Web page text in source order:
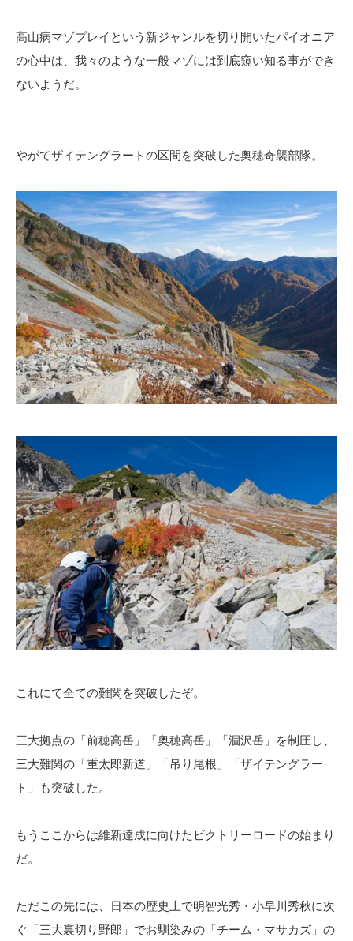
高山病マゾプレイという新ジャンルを切り開いたパイオニア
の心中は、我々のような一般マゾには到底窺い知る事ができ
ないようだ。
やがてザイテングラートの区間を突破した奥穂奇襲部隊。
これにて全ての難関を突破したぞ。
三大拠点の「前穂高岳」「奥穂高岳」「涸沢岳」を制圧し、
三大難関の「重太郎新道」「吊り尾根」「ザイテングラー
ト」も突破した。
もうここからは維新達成に向けたビクトリーロードの始まり
だ。
ただこの先には、日本の歴史上で明智光秀・小早川秀秋に次
ぐ「三大裏切り野郎」でお馴染みの「チーム・マサカズ」の